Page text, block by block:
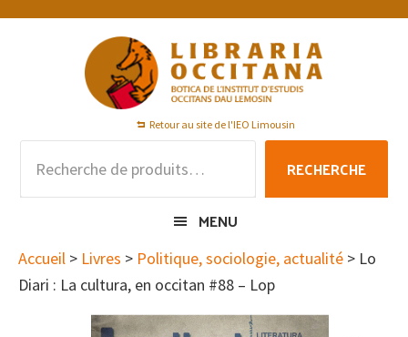
Passer
Passer
Passer
Retour au site de l'IEO Limousin
pour :
RECHERCHE
MENU
Accueil > Livres > Politique, sociologie, actualité > Lo
Diari : La cultura, en occitan #88 – Lop